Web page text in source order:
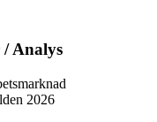
/ Analys
2026